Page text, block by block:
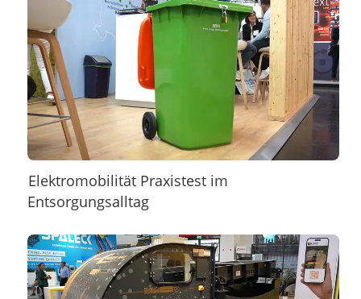
Elektromobilität Praxistest im
Entsorgungsalltag